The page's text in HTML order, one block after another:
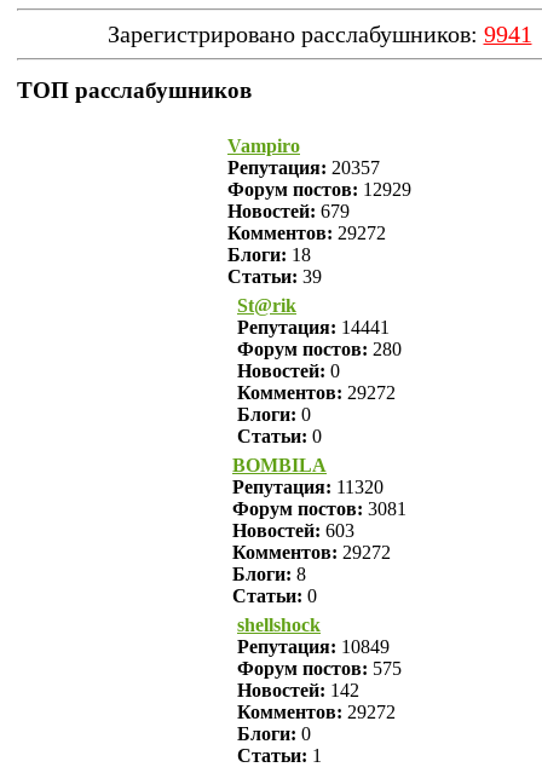
Зарегистрировано расслабушников: 9941
ТОП расслабушников
Vampiro
Репутация: 20357
Форум постов: 12929
Новостей: 679
Комментов: 29272
Блоги: 18
Статьи: 39
St@rik
Репутация: 14441
Форум постов: 280
Новостей: 0
Комментов: 29272
Блоги: 0
Статьи: 0
BOMBILA
Репутация: 11320
Форум постов: 3081
Новостей: 603
Комментов: 29272
Блоги: 8
Статьи: 0
shellshock
Репутация: 10849
Форум постов: 575
Новостей: 142
Комментов: 29272
Блоги: 0
Статьи: 1